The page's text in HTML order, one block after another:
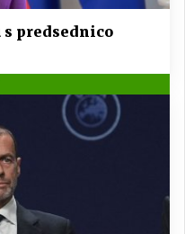
predsednico